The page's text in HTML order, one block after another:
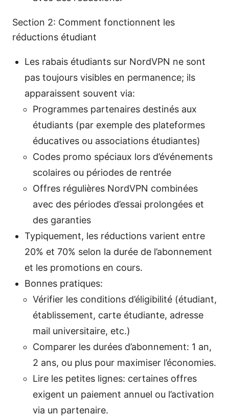
Section 2: Comment fonctionnent les
réductions étudiant
Les rabais étudiants sur NordVPN ne sont
pas toujours visibles en permanence; ils
apparaissent souvent via:
Programmes partenaires destinés aux
étudiants (par exemple des plateformes
éducatives ou associations étudiantes)
Codes promo spéciaux lors d’événements
scolaires ou périodes de rentrée
Offres régulières NordVPN combinées
avec des périodes d’essai prolongées et
des garanties
Typiquement, les réductions varient entre
20% et 70% selon la durée de l’abonnement
et les promotions en cours.
Bonnes pratiques:
Vérifier les conditions d’éligibilité (étudiant,
établissement, carte étudiante, adresse
mail universitaire, etc.)
Comparer les durées d’abonnement: 1 an,
2 ans, ou plus pour maximiser l’économies.
Lire les petites lignes: certaines offres
exigent un paiement annuel ou l’activation
via un partenaire.